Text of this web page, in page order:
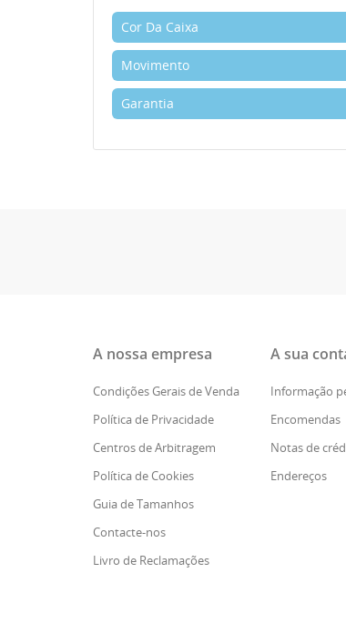
Cor Da Caixa
Movimento
Garantia
A nossa empresa
Condições Gerais de Venda
Política de Privacidade
Centros de Arbitragem
Política de Cookies
Guia de Tamanhos
Contacte-nos
Livro de Reclamações
A sua
Informação
Encomendas
Notas de
Endereços